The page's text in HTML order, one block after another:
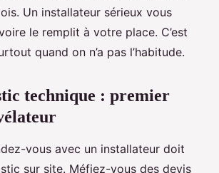
Un installateur sérieux vous
le remplit à votre place. C’est
quand on n’a pas l’habitude.
technique : premier
vous avec un installateur doit
sur site. Méfiez-vous des devis